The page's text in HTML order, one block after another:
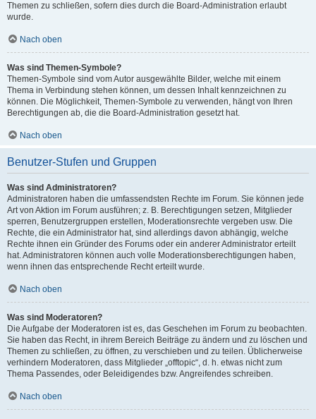
Themen zu schließen, sofern dies durch die Board-Administration erlaubt
wurde.
Nach oben
Was sind Themen-Symbole?
Themen-Symbole sind vom Autor ausgewählte Bilder, welche mit einem
Thema in Verbindung stehen können, um dessen Inhalt kennzeichnen zu
können. Die Möglichkeit, Themen-Symbole zu verwenden, hängt von Ihren
Berechtigungen ab, die die Board-Administration gesetzt hat.
Nach oben
Benutzer-Stufen und Gruppen
Was sind Administratoren?
Administratoren haben die umfassendsten Rechte im Forum. Sie können jede
Art von Aktion im Forum ausführen; z. B. Berechtigungen setzen, Mitglieder
sperren, Benutzergruppen erstellen, Moderationsrechte vergeben usw. Die
Rechte, die ein Administrator hat, sind allerdings davon abhängig, welche
Rechte ihnen ein Gründer des Forums oder ein anderer Administrator erteilt
hat. Administratoren können auch volle Moderationsberechtigungen haben,
wenn ihnen das entsprechende Recht erteilt wurde.
Nach oben
Was sind Moderatoren?
Die Aufgabe der Moderatoren ist es, das Geschehen im Forum zu beobachten.
Sie haben das Recht, in ihrem Bereich Beiträge zu ändern und zu löschen und
Themen zu schließen, zu öffnen, zu verschieben und zu teilen. Üblicherweise
verhindern Moderatoren, dass Mitglieder „offtopic“, d. h. etwas nicht zum
Thema Passendes, oder Beleidigendes bzw. Angreifendes schreiben.
Nach oben